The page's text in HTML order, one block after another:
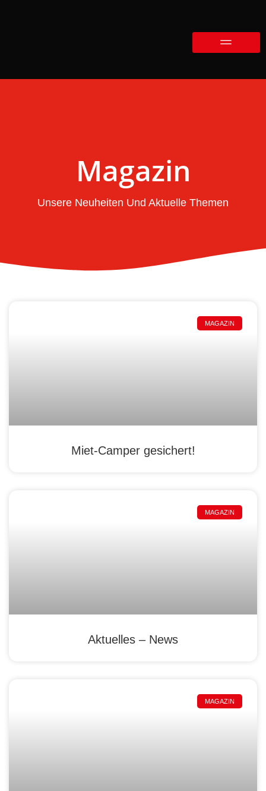
Magazin
Unsere Neuheiten Und Aktuelle Themen
MAGAZIN
Miet-Camper gesichert!
MAGAZIN
Aktuelles – News
MAGAZIN